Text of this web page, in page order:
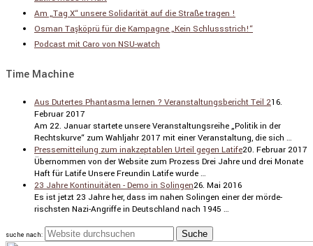
Am „Tag X“ unsere Solidarität auf die Straße tragen !
Osman Taşköprü für die Kampagne „Kein Schlussstrich!“
Podcast mit Caro von NSU-watch
Time Machine
Aus Dutertes Phantasma lernen ? Veranstaltungsbericht Teil 216.
Februar 2017
Am 22. Januar startete unsere Veran­stal­tungs­reihe „Politik in der
Rechts­kurve“ zum Wahljahr 2017 mit einer Veran­stal­tung, die sich …
Pressemitteilung zum inakzeptablen Urteil gegen Latife20. Februar 2017
Übernommen von der Website zum Prozess Drei Jahre und drei Monate
Haft für Latife Unsere Freundin Latife wurde …
23 Jahre Kontinuitäten - Demo in Solingen26. Mai 2016
Es ist jetzt 23 Jahre her, dass im nahen Solingen einer der mörde­
rischsten Nazi-Angriffe in Deutsch­land nach 1945 …
suche nach: